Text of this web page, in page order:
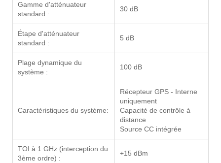
Gamme d'atténuateur
standard :
30 dB
Étape d'atténuateur
standard :
5 dB
Plage dynamique du
système :
100 dB
Caractéristiques du système:
Récepteur GPS - Interne
uniquement
Capacité de contrôle à
distance
Source CC intégrée
TOI à 1 GHz (interception du
3ème ordre) :
+15 dBm